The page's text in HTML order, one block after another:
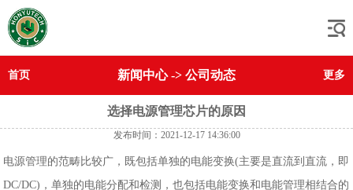
首页 新闻中心-> 公司动态 更多
选择电源管理芯片的原因
发布时间：2021-12-17 14:36:00
电源管理的范畴比较广，既包括单独的电能变换(主要是直流到直流，即
DC/DC)，单独的电能分配和检测，也包括电能变换和电能管理相结合的